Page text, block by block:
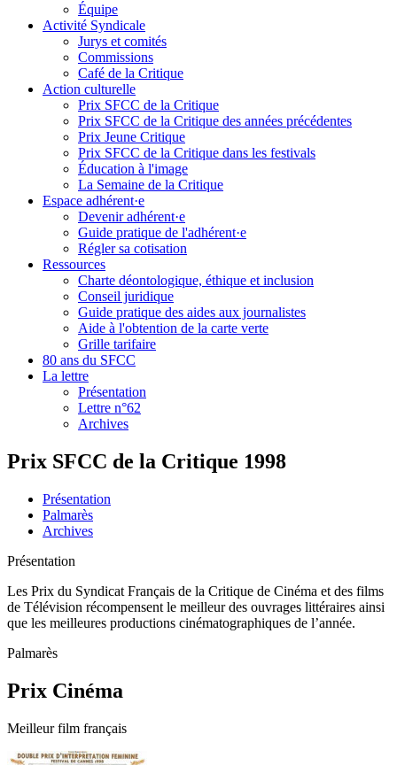
Équipe
Activité Syndicale
Jurys et comités
Commissions
Café de la Critique
Action culturelle
Prix SFCC de la Critique
Prix SFCC de la Critique des années précédentes
Prix Jeune Critique
Prix SFCC de la Critique dans les festivals
Éducation à l'image
La Semaine de la Critique
Espace adhérent·e
Devenir adhérent·e
Guide pratique de l'adhérent·e
Régler sa cotisation
Ressources
Charte déontologique, éthique et inclusion
Conseil juridique
Guide pratique des aides aux journalistes
Aide à l'obtention de la carte verte
Grille tarifaire
80 ans du SFCC
La lettre
Présentation
Lettre n°62
Archives
Prix SFCC de la Critique 1998
Présentation
Palmarès
Archives
Présentation
Les Prix du Syndicat Français de la Critique de Cinéma et des films
de Télévision récompensent le meilleur des ouvrages littéraires ainsi
que les meilleures productions cinématographiques de l’année.
Palmarès
Prix Cinéma
Meilleur film français